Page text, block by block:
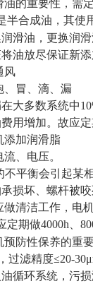
油的重要性，需
半合成油，其使
滑油，更换润
油放尽保证新添
风
、冒、滴、漏
大多数系统中
用增加。故应
添加润滑脂
、电压。
平衡会引起某
损坏、螺杆被咬
清洁工作，电
定期做4000h、
预防性保养的重
滤精度≤20-
循环系统，污